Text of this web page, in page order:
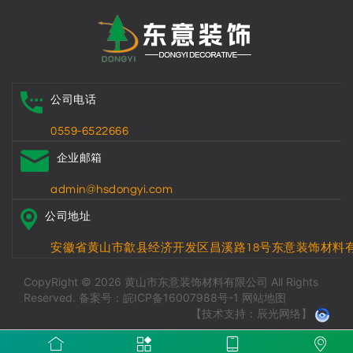
公司电话
0559-6522666
企业邮箱
admin@hsdongyi.com
公司地址
安徽省黄山市歙县经济开发区昌溪路18号东意装饰材料
CopyRight © 2026 黄山市东意装饰材料有限公司 All Rights
Reserved. 备案号：皖ICP备16007988号-1 网站地图
【技术支持：辰光网络】